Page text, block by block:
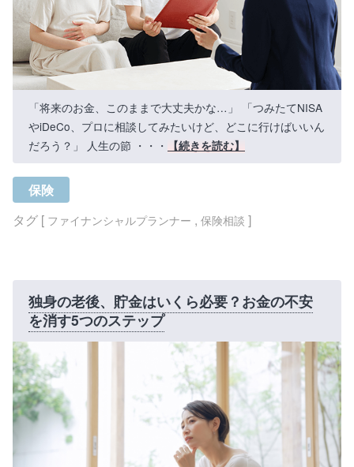
「将来のお金、このままで大丈夫かな…」 「つみたてNISA
やiDeCo、プロに相談してみたいけど、どこに行けばいいん
だろう？」 人生の節 ・・・
【続きを読む】
保険
タグ [ ファイナンシャルプランナー , 保険相談 ]
独身の老後、貯金はいくら必要？お金の不安
を消す5つのステップ